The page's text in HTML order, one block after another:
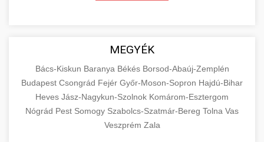
MEGYÉK
Bács-Kiskun Baranya Békés Borsod-Abaúj-Zemplén
Budapest Csongrád Fejér Győr-Moson-Sopron Hajdú-Bihar
Heves Jász-Nagykun-Szolnok Komárom-Esztergom
Nógrád Pest Somogy Szabolcs-Szatmár-Bereg Tolna Vas
Veszprém Zala